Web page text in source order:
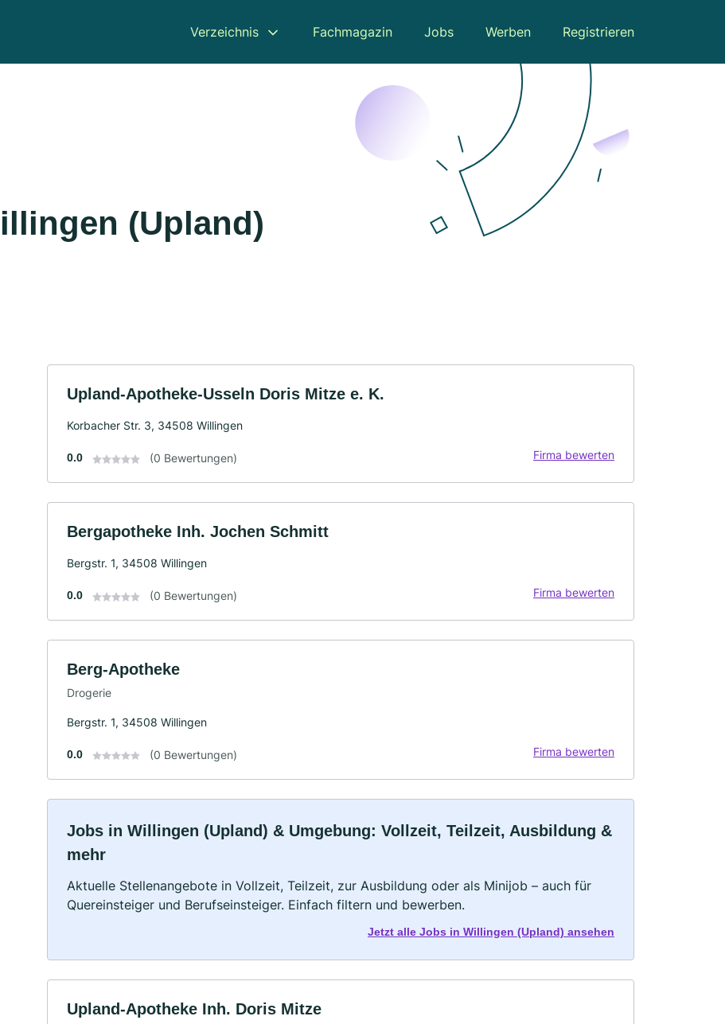
Verzeichnis Fachmagazin Jobs Werben Registrieren
(Upland)
Upland-Apotheke-Usseln Doris Mitze e. K.
Korbacher Str. 3, 34508 Willingen
0.0 (0 Bewertungen) Firma bewerten
Bergapotheke Inh. Jochen Schmitt
Bergstr. 1, 34508 Willingen
0.0 (0 Bewertungen) Firma bewerten
Berg-Apotheke
Drogerie
Bergstr. 1, 34508 Willingen
0.0 (0 Bewertungen) Firma bewerten
Jobs in Willingen (Upland) & Umgebung: Vollzeit, Teilzeit, Ausbildung &
mehr
Aktuelle Stellenangebote in Vollzeit, Teilzeit, zur Ausbildung oder als Minijob – auch für
Quereinsteiger und Berufseinsteiger. Einfach filtern und bewerben.
Jetzt alle Jobs in Willingen (Upland) ansehen
Upland-Apotheke Inh. Doris Mitze